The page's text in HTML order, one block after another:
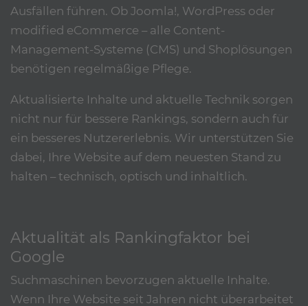
Ausfällen führen. Ob Joomla!, WordPress oder
modified eCommerce – alle Content-
Management-Systeme (CMS) und Shoplösungen
benötigen regelmäßige Pflege.
Aktualisierte Inhalte und aktuelle Technik sorgen
nicht nur für bessere Rankings, sondern auch für
ein besseres Nutzererlebnis. Wir unterstützen Sie
dabei, Ihre Website auf dem neuesten Stand zu
halten – technisch, optisch und inhaltlich.
Aktualität als Rankingfaktor bei
Google
Suchmaschinen bevorzugen aktuelle Inhalte.
Wenn Ihre Website seit Jahren nicht überarbeitet